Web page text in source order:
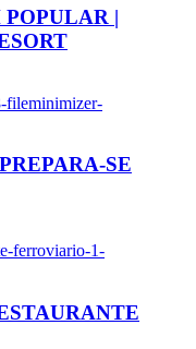
POPULAR |
fileminimizer-
SE
ferroviario-1-